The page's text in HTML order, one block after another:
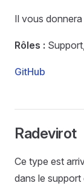
Il vous
Rôles :
GitHub
Radevirot
Ce type est
dans le